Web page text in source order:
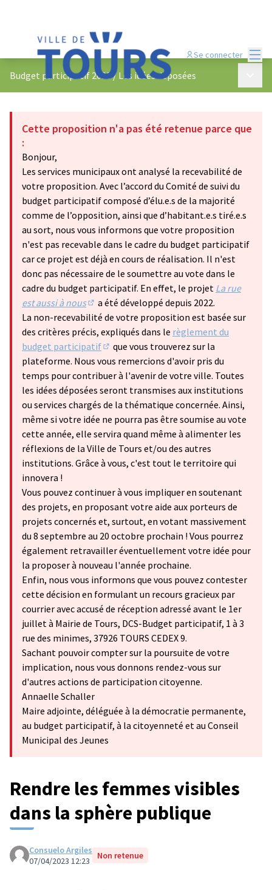
Se connecter
Budget participatif 2023/ Les idées déposées
Cette proposition n'a pas été retenue parce que
:
Bonjour,
Les services municipaux ont analysé la recevabilité de
votre proposition. Avec l’accord du Comité de suivi du
budget participatif composé d’élu.e.s de la majorité
comme de l’opposition, ainsi que d’habitant.e.s tiré.e.s
au sort, nous vous informons que votre proposition
n'est pas recevable dans le cadre du budget participatif
car ce projet est déjà en cours de réalisation. Il n'est
donc pas nécessaire de le soumettre au vote dans le
cadre du budget participatif. En effet, le projet La rue
est aussi à nous
(S'ouvre dans un nouvel onglet)
a été développé depuis 2022.
La non-recevabilité de votre proposition est basée sur
des critères précis, expliqués dans le règlement du
budget participatif
(S'ouvre dans un nouvel onglet)
que vous trouverez sur la
plateforme. Nous vous remercions d'avoir pris du
temps pour contribuer à l'avenir de votre ville. Toutes
les idées déposées seront transmises aux institutions
ou services chargés de la thématique concernée. Ainsi,
même si votre idée ne pourra pas être soumise au vote
cette année, elle servira quand même à alimenter les
réflexions de la Ville de Tours et/ou des autres
institutions. Grâce à vous, c'est tout le territoire qui
innovera !
Vous pouvez continuer à vous impliquer en soutenant
des projets, en proposant votre aide aux porteurs de
projets concernés et, surtout, en votant massivement
du 8 septembre au 20 octobre prochain ! Vous pourrez
également retravailler éventuellement votre idée pour
la proposer à nouveau l'année prochaine.
Enfin, nous vous informons que vous pouvez contester
cette décision en formulant un recours gracieux par
courrier avec accusé de réception adressé avant le 1er
juillet à Mairie de Tours, DCS-Budget participatif, 1 à 3
rue des minimes, 37926 TOURS CEDEX 9.
Sachant pouvoir compter sur la poursuite de votre
implication, nous vous donnons rendez-vous sur
d'autres actions de participation citoyenne.
Annaelle Schaller
Maire adjointe, déléguée à la démocratie permanente,
au budget participatif, à la citoyenneté et au Conseil
Municipal des Jeunes
Rendre les femmes visibles
dans la sphère publique
Consuelo Argiles
07/04/2023 12:23
Non retenue